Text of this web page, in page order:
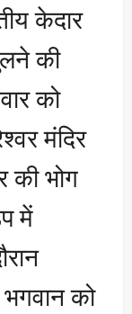
केदार
की
को
मंदिर
की भोग
में
को